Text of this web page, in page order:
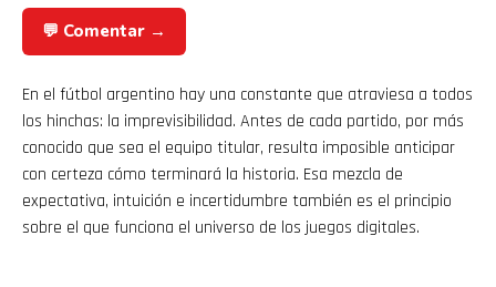
💬 Comentar →
En el fútbol argentino hay una constante que atraviesa a todos
los hinchas: la imprevisibilidad. Antes de cada partido, por más
conocido que sea el equipo titular, resulta imposible anticipar
con certeza cómo terminará la historia. Esa mezcla de
expectativa, intuición e incertidumbre también es el principio
sobre el que funciona el universo de los juegos digitales.